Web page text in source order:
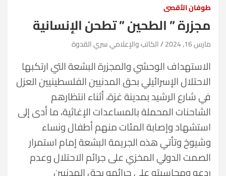
طوفان الأقصى
مجزرة ” الطحين ” تطحن الإنسانية
مارس 16, 2024 الكاتب والإعلامي سري القدوة
الاستهداف الوحشي والمجزرة البشعة التي ارتكبها
الاحتلال الإسرائيلي بحق المدنيين الفلسطينيين العزل
في شارع الرشيد بمدينة غزة، أثناء انتظارهم
الشاحنات المحملة بالمساعدات الإغاثية، ما أدى إلى
استشهاد وإصابة المئات منهم أطفال ونساء
وشيوخ وتأتي هذه الجريمة البشعة إمام استمرار
الصمت الدولي المخزي على جرائم الاحتلال وعدم
ردعه ومحاسبته على جرائمه بحق المدنيين